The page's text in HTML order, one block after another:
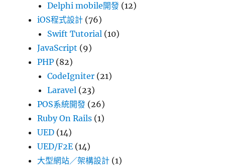
Delphi mobile開發 (12)
iOS程式設計 (76)
Swift Tutorial (10)
JavaScript (9)
PHP (82)
CodeIgniter (21)
Laravel (23)
POS系統開發 (26)
Ruby On Rails (1)
UED (14)
UED/F2E (14)
大型網站／架構設計 (1)